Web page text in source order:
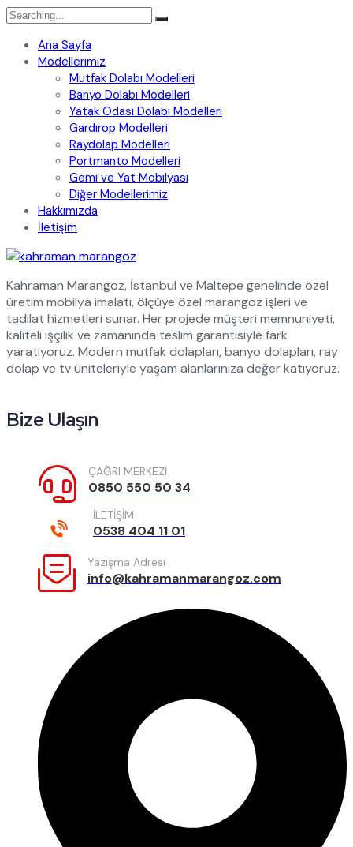
Search
Ana Sayfa
Modellerimiz
Mutfak Dolabı Modelleri
Banyo Dolabı Modelleri
Yatak Odası Dolabı Modelleri
Gardırop Modelleri
Raydolap Modelleri
Portmanto Modelleri
Gemi ve Yat Mobilyası
Diğer Modellerimiz
Hakkımızda
İletişim
Kahraman Marangoz, İstanbul ve Maltepe genelinde özel
üretim mobilya imalatı, ölçüye özel marangoz işleri ve
tadilat hizmetleri sunar. Her projede müşteri memnuniyeti,
kaliteli işçilik ve zamanında teslim garantisiyle fark
yaratıyoruz. Modern mutfak dolapları, banyo dolapları, ray
dolap ve tv üniteleriyle yaşam alanlarınıza değer katıyoruz.
Bize Ulaşın
ÇAĞRI MERKEZİ
0850 550 50 34
İLETİŞİM
0538 404 11 01
Yazışma Adresi
info@kahramanmarangoz.com